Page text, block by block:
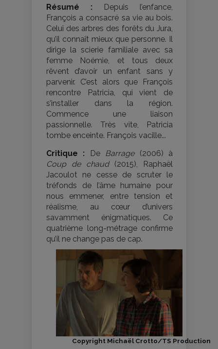
Résumé : Depuis l’enfance,
François a consacré sa vie au bois.
Celui des arbres des forêts du Jura,
qu’il connaît mieux que personne. Il
dirige la scierie familiale avec sa
femme Noémie, et tous deux
rêvent d’avoir un enfant sans y
parvenir. C’est alors que François
rencontre Patricia, qui vient de
s’installer dans la région.
Commence une liaison
passionnelle. Très vite, Patricia
tombe enceinte. François vacille...
Critique : De Barrage(2006) à
Coup de chaud(2015), Raphaël
Jacoulot ne cesse de scruter le
tréfonds de l’âme humaine pour
nous emmener, entre tension et
réalisme, au cœur d’univers
savamment énigmatiques. Ce
quatrième long-métrage confirme
qu’il ne change pas de cap.
Copyright Michaël Crotto/TS Production